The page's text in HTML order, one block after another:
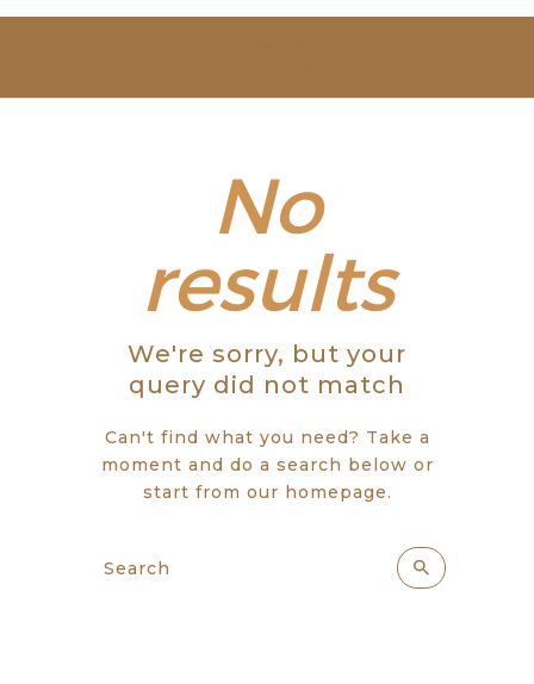
ESTUDAR
NOTÍCIAS
GALERIA
CONTACTOS
No
results
We're sorry, but your
query did not match
Can't find what you need? Take a
moment and do a search below or
start from our homepage.